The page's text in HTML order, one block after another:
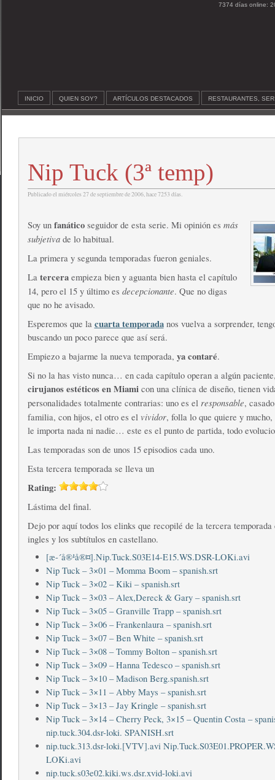
7374 días online:
INICIO QUIEN SOY? ARTÍCULOS DESTACADOS RESTAURANTES,
Nip Tuck (3ª temp)
Publicado el miércoles 27 de septiembre de 2006, hace 7253 días.
Soy un fanáticoseguidor de esta serie. Mi opinión es más
subjetivade lo habitual.
La primera y segunda temporadas fueron geniales.
La terceraempieza bien y aguanta bien hasta el capítulo
14, pero el 15 y último es decepcionante. Que no digas
que no he avisado.
Esperemos que la cuarta temporadanos vuelva a sorprender,
buscando un poco parece que así será.
Empiezo a bajarme la nueva temporada, ya contaré.
Si no la has visto nunca… en cada capítulo operan a algún
cirujanos estéticos en Miamicon una clínica de diseño, tienen
personalidades totalmente contrarias: uno es el responsable,
familia, con hijos, el otro es el vividor, folla lo que quiere y mucho,
le importa nada ni nadie… este es el punto de partida, todo
Las temporadas son de unos 15 episodios cada uno.
Esta tercera temporada se lleva un
Rating:
Lástima del final.
Dejo por aquí todos los elinks que recopilé de la tercera
ingles y los subtítulos en castellano.
[æ-´å®¹å®¤].Nip.Tuck.S03E14-E15.WS.DSR-LOKi.avi
Nip Tuck – 3×01 – Momma Boom – spanish.srt
Nip Tuck – 3×02 – Kiki – spanish.srt
Nip Tuck – 3×03 – Alex,Dereck & Gary – spanish.srt
Nip Tuck – 3×05 – Granville Trapp – spanish.srt
Nip Tuck – 3×06 – Frankenlaura – spanish.srt
Nip Tuck – 3×07 – Ben White – spanish.srt
Nip Tuck – 3×08 – Tommy Bolton – spanish.srt
Nip Tuck – 3×09 – Hanna Tedesco – spanish.srt
Nip Tuck – 3×10 – Madison Berg.spanish.srt
Nip Tuck – 3×11 – Abby Mays – spanish.srt
Nip Tuck – 3×13 – Jay Kringle – spanish.srt
Nip Tuck – 3×14 – Cherry Peck, 3×15 – Quentin Costa –
nip.tuck.304.dsr-loki. SPANISH.srt
nip.tuck.313.dsr-loki.[VTV].avi
LOKi.avi
nip.tuck.s03e02.kiki.ws.dsr.xvid-loki.avi